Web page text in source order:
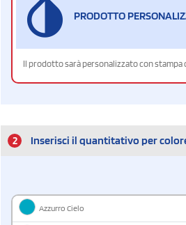
PRODOTTO
Il prodotto sarà personalizzato con stampa
2 Inserisci il quantitativo per
Azzurro Cielo